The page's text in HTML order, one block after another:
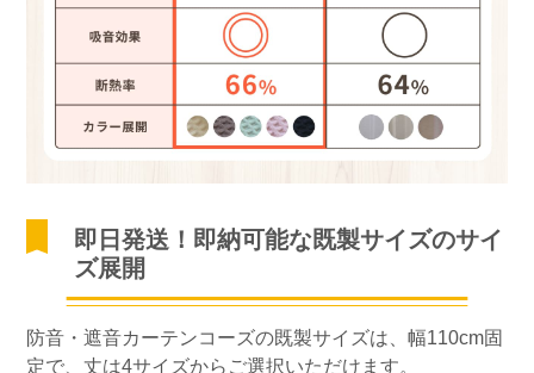
即日発送！即納可能な既製サイズのサイ
ズ展開
防音・遮音カーテンコーズの既製サイズは、幅110cm固
定で、丈は4サイズからご選択いただけます。